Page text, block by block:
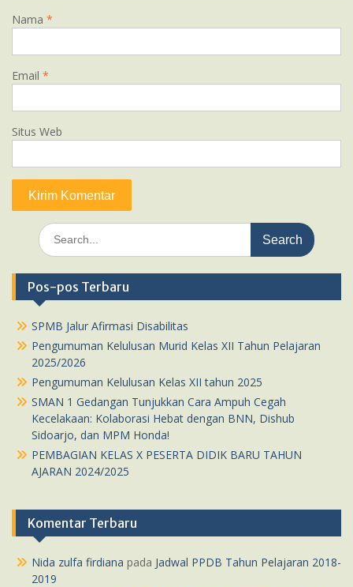
Nama *
Email *
Situs Web
Search
for:
Pos-pos Terbaru
SPMB Jalur Afirmasi Disabilitas
Pengumuman Kelulusan Murid Kelas XII Tahun Pelajaran
2025/2026
Pengumuman Kelulusan Kelas XII tahun 2025
SMAN 1 Gedangan Tunjukkan Cara Ampuh Cegah
Kecelakaan: Kolaborasi Hebat dengan BNN, Dishub
Sidoarjo, dan MPM Honda!
PEMBAGIAN KELAS X PESERTA DIDIK BARU TAHUN
AJARAN 2024/2025
Komentar Terbaru
Nida zulfa firdiana pada Jadwal PPDB Tahun Pelajaran 2018-
2019